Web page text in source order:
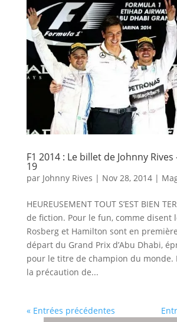
F1 2014 : Le billet de Johnny
19
par Johnny Rives | Nov 28, 2014|
HEUREUSEMENT TOUT S’EST BIEN
de fiction. Pour le fun, comme disent
Rosberg et Hamilton sont en
départ du Grand Prix d’Abu Dhabi,
pour le titre de champion du monde.
la précaution de...
« Entrées précédentes